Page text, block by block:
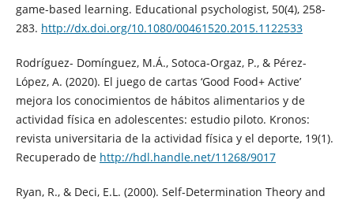
game-based learning. Educational psychologist, 50(4), 258-
283. http://dx.doi.org/10.1080/00461520.2015.1122533
Rodríguez- Domínguez, M.Á., Sotoca-Orgaz, P., & Pérez-
López, A. (2020). El juego de cartas ‘Good Food+ Active’
mejora los conocimientos de hábitos alimentarios y de
actividad física en adolescentes: estudio piloto. Kronos:
revista universitaria de la actividad física y el deporte, 19(1).
Recuperado de http://hdl.handle.net/11268/9017
Ryan, R., & Deci, E.L. (2000). Self-Determination Theory and